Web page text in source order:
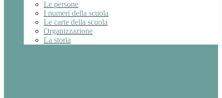
Le persone
I numeri della scuola
Le carte della scuola
Organizzazione
La storia